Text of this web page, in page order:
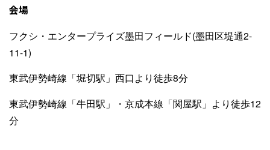
会場
フクシ・エンタープライズ墨田フィールド(墨田区堤通2-
11-1)
東武伊勢崎線「堀切駅」西口より徒歩8分
東武伊勢崎線「牛田駅」・京成本線「関屋駅」より徒歩12
分